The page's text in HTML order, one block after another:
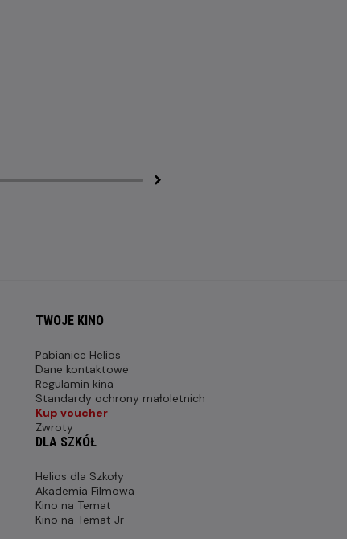
TWOJE KINO
Pabianice Helios
Dane kontaktowe
Regulamin kina
Standardy ochrony małoletnich
Kup voucher
Zwroty
DLA SZKÓŁ
Helios dla Szkoły
Akademia Filmowa
Kino na Temat
Kino na Temat Jr